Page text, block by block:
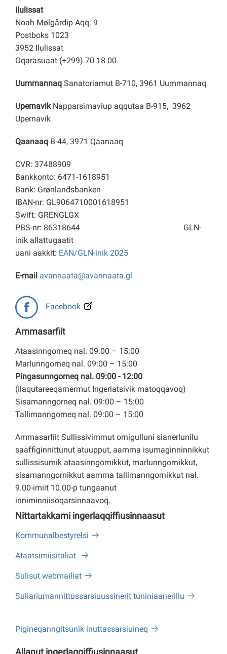
Ilulissat
Noah Mølgårdip Aqq. 9
Postboks 1023
3952 Ilulissat
Oqarasuaat (+299) 70 18 00
Uummannaq Sanatoriamut B-710, 3961 Uummannaq
Upernavik Napparsimaviup aqqutaa B-915, 3962
Upernavik
Qaanaaq B-44, 3971 Qaanaaq
CVR: 37488909
Bankkonto: 6471-1618951
Bank: Grønlandsbanken
IBAN-nr: GL9064710001618951
Swift: GRENGLGX
PBS-nr: 86318644 GLN-
inik allattugaatit
uani aakkit: EAN/GLN-inik 2025
E-mail avannaata@avannaata.gl
Facebook
Ammasarfiit
Ataasinngorneq nal. 09:00 – 15:00
Marlunngorneq nal. 09:00 – 15:00
Pingasunngorneq nal. 09:00 - 12:00
(Ilaqutareeqarnermut Ingerlatsivik matoqqavoq)
Sisamanngorneq nal. 09:00 – 15:00
Tallimanngorneq nal. 09:00 – 15:00
Ammasarfiit Sullissivimmut ornigulluni sianerlunilu
saaffiginnittunut atuupput, aamma isumaginninnikkut
sullissisumik ataasinngornikkut, marlunngornikkut,
sisamanngornikkut aamma tallimanngornikkut nal.
9.00-imiit 10.00-p tungaanut
inniminniisoqarsinnaavoq.
Nittartakkami ingerlaqqiffiusinnaasut
Kommunalbestyrelsi
Ataatsimiisitaliat
Sulisut webmailiat
Suliariumannittussarsiuussinerit tuniniaanerillu
Pigineqanngitsunik inuttassarsiuineq
Allanut ingerlaqqiffiusinnaasut